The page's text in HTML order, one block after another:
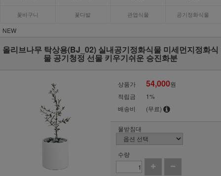
꽃바구니 꽃다발 관엽식물 공기정화식물
NEW
올리브나무 탁상용(BJ_02) 실내공기정화식물 미세먼지정화식
물 공기청정 선물 키우기쉬운 승진화분
상품가 54,000원
적립금
1%
배송비
(무료)
물받침대
수량